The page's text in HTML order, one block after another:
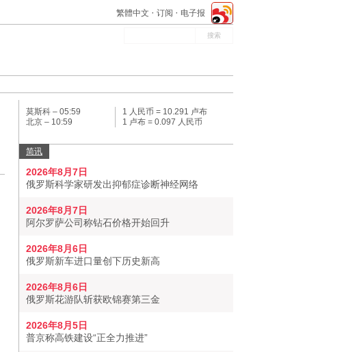
繁體中文 订阅 电子报
莫斯科 – 05:59
北京 – 10:59
1 人民币 = 10.291 卢布
1 卢布 = 0.097 人民币
简讯
2026年8月7日
俄罗斯科学家研发出抑郁症诊断神经网络
2026年8月7日
阿尔罗萨公司称钻石价格开始回升
2026年8月6日
俄罗斯新车进口量创下历史新高
2026年8月6日
俄罗斯花游队斩获欧锦赛第三金
2026年8月5日
普京称高铁建设“正全力推进”